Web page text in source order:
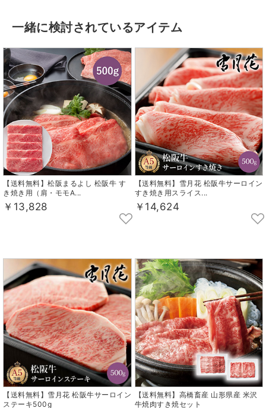
一緒に検討されているアイテム
【送料無料】松阪まるよし 松阪牛 す
き焼き用（肩・モモA...
￥13,828
【送料無料】雪月花 松阪牛サーロイン
すき焼き用スライス...
￥14,624
【送料無料】雪月花 松阪牛サーロイン
ステーキ500g
【送料無料】高橋畜産 山形県産 米沢
牛焼肉すき焼セット